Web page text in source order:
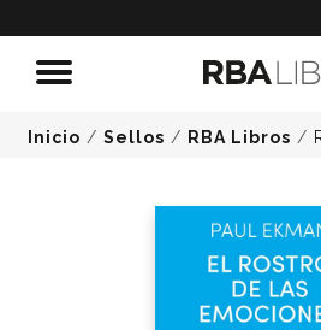
Inicio / Sellos / RBA Libros /